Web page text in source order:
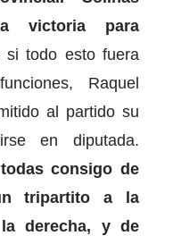
victoria para
si todo esto fuera
Raquel
al partido su
en diputada.
consigo de
tripartito a la
derecha, y de